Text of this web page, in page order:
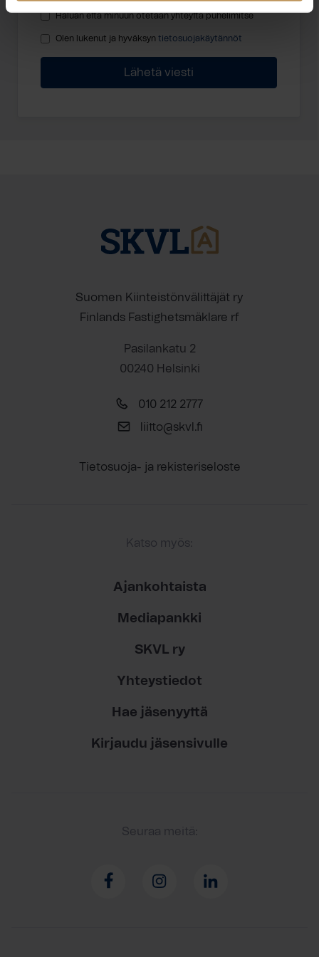
Haluan että minuun otetaan yhteyttä puhelimitse
Olen lukenut ja hyväksyn tietosuojakäytännöt
Suomen Kiinteistönvälittäjät ry
Finlands Fastighetsmäklare rf
Pasilankatu 2
00240 Helsinki
010 212 2777
liitto@skvl.fi
Tietosuoja- ja rekisteriseloste
Katso myös:
Ajankohtaista
Mediapankki
SKVL ry
Yhteystiedot
Hae jäsenyyttä
Kirjaudu jäsensivulle
Seuraa meitä: